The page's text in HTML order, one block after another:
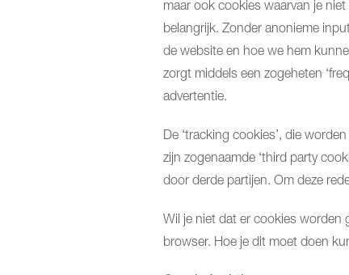
maar ook cookies waarvan je
belangrijk. Zonder anonieme
de website en hoe we hem
zorgt middels een zogeheten
advertentie.
De ‘tracking cookies’, die
zijn zogenaamde ‘third party
door derde partijen. Om deze
Wil je niet dat er cookies worden
browser. Hoe je dit moet doen